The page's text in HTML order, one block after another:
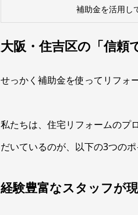
補助金を活用し
大阪・住吉区の「信頼
せっかく補助金を使ってリフォ
私たちは、住宅リフォームのプ
だいているのが、以下の3つのポ
経験豊富なスタッフが